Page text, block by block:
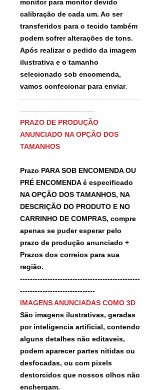
monitor para monitor devido
calibração de cada um. Ao ser
transferidos para o tecido também
podem sofrer alterações de tons.
Após realizar o pedido da imagem
ilustrativa e o tamanho
selecionado sob encomenda,
vamos confecionar para enviar.
------------------------------------------------
------------------------------
PRAZO DE PRODUÇÃO
ANUNCIADO NA OPÇÃO DOS
TAMANHOS
Prazo PARA SOB ENCOMENDA OU
PRÉ ENCOMENDA é especificado
NA OPÇÃO DOS TAMANHOS, NA
DESCRIÇÃO DO PRODUTO E NO
CARRINHO DE COMPRAS, compre
apenas se puder esperar pelo
prazo de produção anunciado +
Prazos dos correios para sua
região.
------------------------------------------------
------------------------------
IMAGENS ANUNCIADAS COMO 3D
São imagens ilustrativas, geradas
por inteligencia artificial, contendo
alguns detalhes não editaveis,
podem aparecer partes nitidas ou
desfocadas, ou com pixels
destorcidos que nossos olhos não
enchergam.